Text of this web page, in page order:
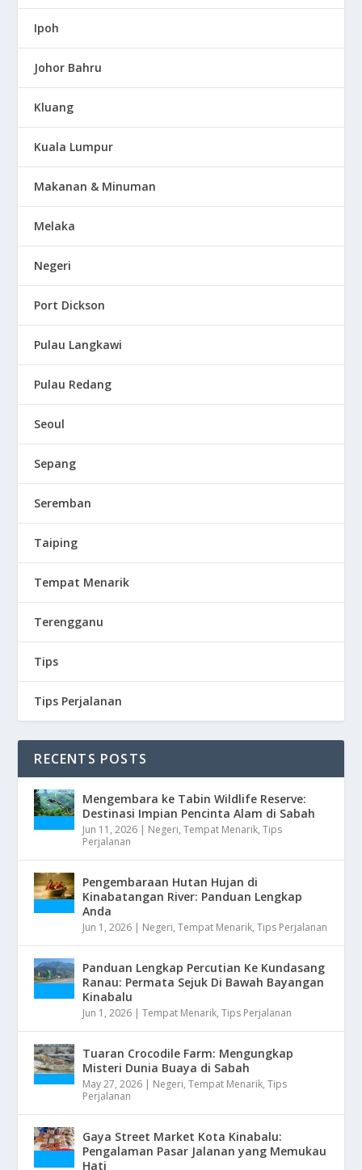
Ipoh
Johor Bahru
Kluang
Kuala Lumpur
Makanan & Minuman
Melaka
Negeri
Port Dickson
Pulau Langkawi
Pulau Redang
Seoul
Sepang
Seremban
Taiping
Tempat Menarik
Terengganu
Tips
Tips Perjalanan
RECENTS POSTS
Mengembara ke Tabin Wildlife Reserve:
Destinasi Impian Pencinta Alam di Sabah
Jun 11, 2026 | Negeri,Tempat Menarik,Tips
Perjalanan
Pengembaraan Hutan Hujan di
Kinabatangan River: Panduan Lengkap
Anda
Jun 1, 2026 | Negeri,Tempat Menarik,Tips Perjalanan
Panduan Lengkap Percutian Ke Kundasang
Ranau: Permata Sejuk Di Bawah Bayangan
Kinabalu
Jun 1, 2026 |Tempat Menarik,Tips Perjalanan
Tuaran Crocodile Farm: Mengungkap
Misteri Dunia Buaya di Sabah
May 27, 2026 | Negeri,Tempat Menarik,Tips
Perjalanan
Gaya Street Market Kota Kinabalu:
Pengalaman Pasar Jalanan yang Memukau
Hati